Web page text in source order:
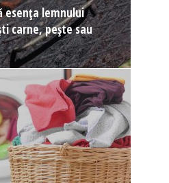
esența lemnului
carne, pește sau